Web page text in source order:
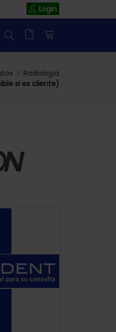
Login
Radiología
si es cliente)